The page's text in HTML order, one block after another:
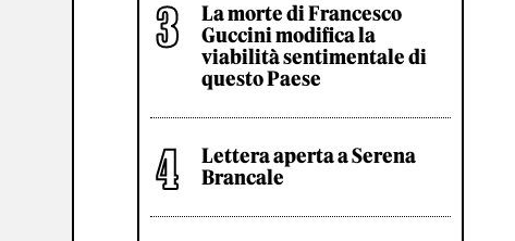
La morte di Francesco
Guccini modifica la
viabilità sentimentale di
questo Paese
Lettera aperta a Serena
Brancale